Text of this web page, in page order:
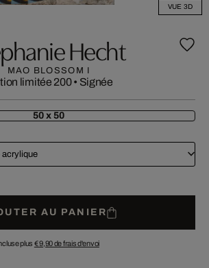
VUE 3D
Hecht
MAO BLOSSOM I
limitée 200• Signée
50 x 50
acrylique
AU PANIER
plus € 9,90de frais d'envoi